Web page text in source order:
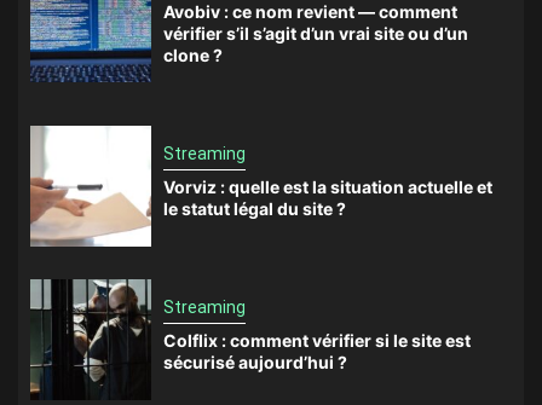
Avobiv : ce nom revient — comment
vérifier s’il s’agit d’un vrai site ou d’un
clone ?
Streaming
Vorviz : quelle est la situation actuelle et
le statut légal du site ?
Streaming
Colflix : comment vérifier si le site est
sécurisé aujourd’hui ?